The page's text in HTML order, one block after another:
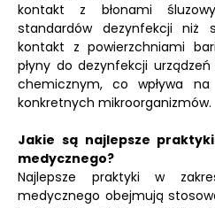
kontakt z błonami
standardów dezynfekcji niż
kontakt z powierzchniami
płyny do dezynfekcji
chemicznym, co wpływa
konkretnych mikroorganizmów.
Jakie są najlepsze
medycznego?
Najlepsze praktyki w
medycznego obejmują